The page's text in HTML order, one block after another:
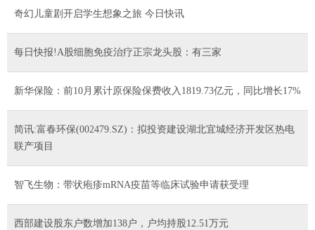
奇幻儿童剧开启学生想象之旅 今日快讯
每日快报!A股细胞免疫治疗正宗龙头股：有三家
新华保险：前10月累计原保险保费收入1819.73亿元，同比增长17%
简讯:富春环保(002479.SZ)：拟投资建设湖北宜城经济开发区热电
联产项目
智飞生物：带状疱疹mRNA疫苗等临床试验申请获受理
西部建设股东户数增加138户，户均持股12.51万元